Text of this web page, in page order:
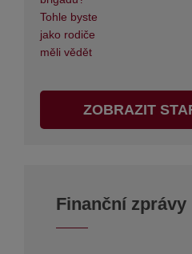
ZOBRAZIT
Finanční zprávy